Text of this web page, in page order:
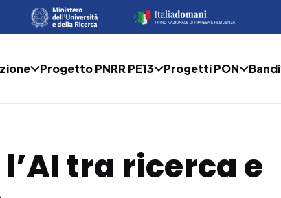
Progetto PNRR PE13 Progetti PON Bandi
tra ricerca e